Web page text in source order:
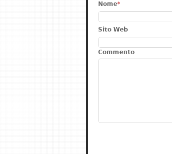
Nome*
Sito Web
Commento